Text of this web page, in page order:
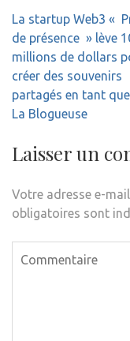
Navigation
de
l’article
La startup Web3 «
de présence » lève
millions de dollars
créer des souvenirs
partagés en tant
La Blogueuse
Laisser un
Votre adresse e-
obligatoires sont